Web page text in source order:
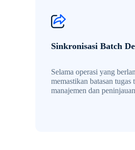
Sinkronisasi Batch
Selama operasi yang
memastikan batasan tugas
manajemen dan